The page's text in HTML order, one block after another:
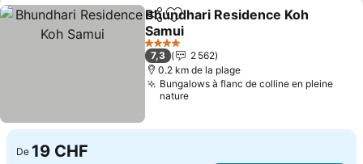
PartagerAjouter à mes favoris
Bhundhari Residence Koh
Samui
Consulter les prix
4 Étoiles
7,3
2 562
0.2 km de la plage
Bungalows à flanc de colline en pleine
nature
De 19 CHF